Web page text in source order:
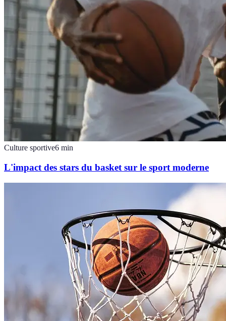
Culture sportive6 min
L'impact des stars du basket sur le sport moderne